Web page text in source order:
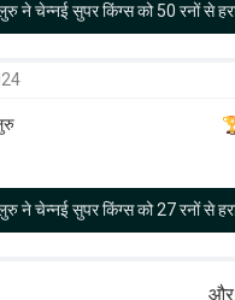
ने चेन्नई सुपर किंग्स को 50 रनों से
ने चेन्नई सुपर किंग्स को 27 रनों से
और